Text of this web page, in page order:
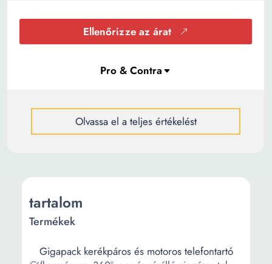
Ellenőrizze az árat
Olvassa el a teljes értékelést
tartalom
Termékek
Gigapack kerékpáros és motoros telefontartó